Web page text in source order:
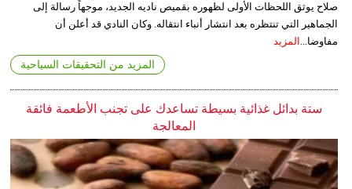
صلاح يوثق اللحظات الأولى لظهوره بقميص ناديه الجديد، موجهاً رسالة إلى
الجماهير التي تنتظره بعد انتشار أنباء انتقاله. وكان النادي قد أعلن أن
مفاوضا... المزيد
المزيد من التحقيقات السياحية
ستة بدائل غذائية بسيطة تساعدك على تجنب الأطعمة فائقة
المعالجة